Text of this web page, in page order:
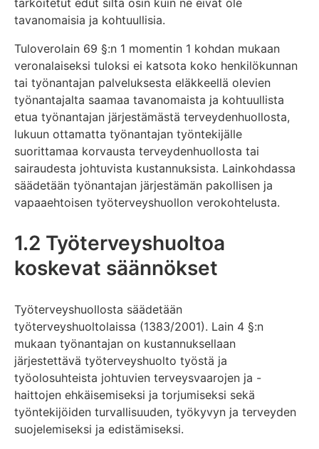
tavanomaisia ja kohtuullisia.
Tuloverolain 69 §:n 1 momentin 1 kohdan mukaan
veronalaiseksi tuloksi ei katsota koko henkilökunnan
tai työnantajan palveluksesta eläkkeellä olevien
työnantajalta saamaa tavanomaista ja kohtuullista
etua työnantajan järjestämästä terveydenhuollosta,
lukuun ottamatta työnantajan työntekijälle
suorittamaa korvausta terveydenhuollosta tai
sairaudesta johtuvista kustannuksista. Lainkohdassa
säädetään työnantajan järjestämän pakollisen ja
vapaaehtoisen työterveyshuollon verokohtelusta.
1.2 Työterveyshuoltoa
koskevat säännökset
Työterveyshuollosta säädetään
työterveyshuoltolaissa (1383/2001). Lain 4 §:n
mukaan työnantajan on kustannuksellaan
järjestettävä työterveyshuolto työstä ja
työolosuhteista johtuvien terveysvaarojen ja -
haittojen ehkäisemiseksi ja torjumiseksi sekä
työntekijöiden turvallisuuden, työkyvyn ja terveyden
suojelemiseksi ja edistämiseksi.